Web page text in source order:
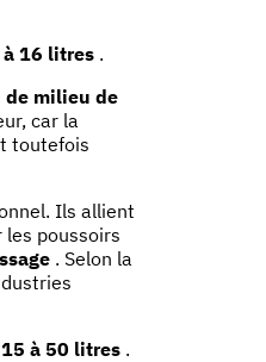
à 16 litres.
de milieu de
car la
toutefois
Ils allient
poussoirs
. Selon la
à 50 litres.